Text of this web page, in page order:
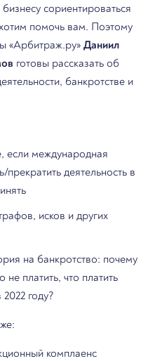
сориентироваться
помочь вам. Поэтому
«Арбитраж.ру» Даниил
готовы рассказать об
банкротстве и
если международная
деятельность в
исков и других
на банкротство: почему
платить, что платить
году?
комплаенс